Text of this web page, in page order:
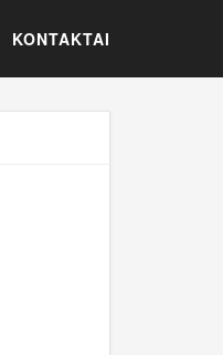
KONTAKTAI